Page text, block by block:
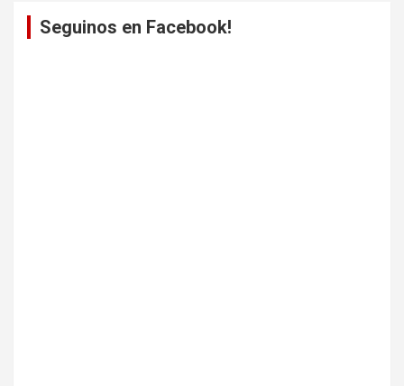
Seguinos en Facebook!